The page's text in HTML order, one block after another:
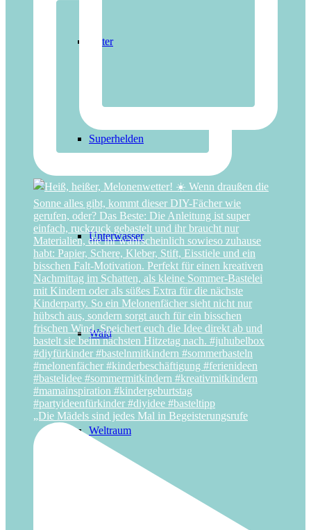
Ritter
Superhelden
Unterwasser
Wald
Weltraum
„Die Mädels sind jedes Mal in Begeisterungsrufe